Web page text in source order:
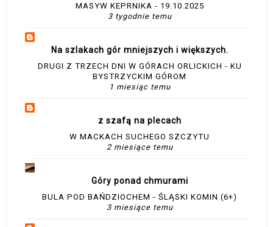
MASYW KEPRNIKA - 19.10.2025
3 tygodnie temu
Na szlakach gór mniejszych i większych.
DRUGI Z TRZECH DNI W GÓRACH ORLICKICH - KU
BYSTRZYCKIM GÓROM
1 miesiąc temu
z szafą na plecach
W MACKACH SUCHEGO SZCZYTU
2 miesiące temu
Góry ponad chmurami
BULA POD BAŃDZIOCHEM - ŚLĄSKI KOMIN (6+)
3 miesiące temu